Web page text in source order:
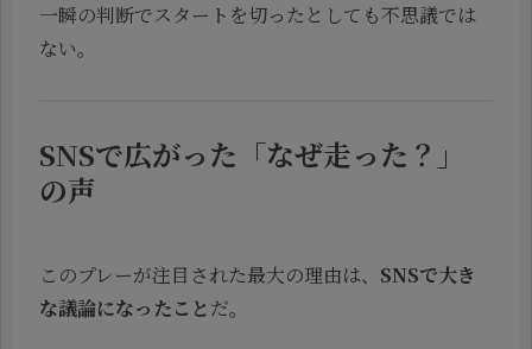
一瞬の判断でスタートを切ったとしても不思議では
ない。
SNSで広がった「なぜ走った？」
の声
このプレーが注目された最大の理由は、 SNSで大き
な議論になったことだ。